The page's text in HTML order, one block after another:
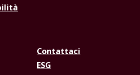
Contattaci
ESG